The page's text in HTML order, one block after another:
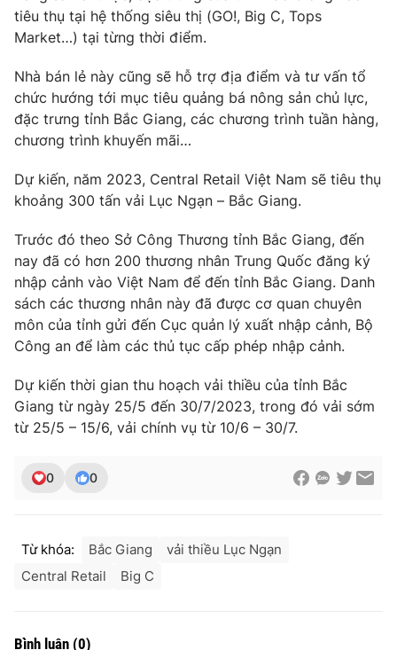
THỜI BÁO VTV
Theo dõi báo trên
Cơ quan báo chí:Thời báo VTV
Giấy phép hoạt động báo in và báo điện tử số 483/GP-BTTTT
cấp ngày 29/12/2023
Tổng Biên tập:
Vũ Thanh Thủy
Phó Tổng Biên tập:
Nguyễn Thị Mỹ Hạnh, Phạm Quốc Thắng,
Nguyễn Trọng Ninh
Tổng đài VTV: 024.38 355 931 - 024.38 355 932
Ðiện thoại Thời báo VTV:024.66 897 897
Email:toasoan@vtv.vn
tiêu thụ tại hệ thống siêu thị (GO!, Big C, Tops
Market…) tại từng thời điểm.
Nhà bán lẻ này cũng sẽ hỗ trợ địa điểm và tư vấn tổ
chức hướng tới mục tiêu quảng bá nông sản chủ lực,
đặc trưng tỉnh Bắc Giang, các chương trình tuần hàng,
chương trình khuyến mãi…
Dự kiến, năm 2023, Central Retail Việt Nam sẽ tiêu thụ
khoảng 300 tấn vải Lục Ngạn – Bắc Giang.
Trước đó theo Sở Công Thương tỉnh Bắc Giang, đến
nay đã có hơn 200 thương nhân Trung Quốc đăng ký
nhập cảnh vào Việt Nam để đến tỉnh Bắc Giang. Danh
sách các thương nhân này đã được cơ quan chuyên
môn của tỉnh gửi đến Cục quản lý xuất nhập cảnh, Bộ
Công an để làm các thủ tục cấp phép nhập cảnh.
Dự kiến thời gian thu hoạch vải thiều của tỉnh Bắc
Giang từ ngày 25/5 đến 30/7/2023, trong đó vải sớm
từ 25/5 – 15/6, vải chính vụ từ 10/6 – 30/7.
0 0
Từ khóa: Bắc Giang
vải thiều Lục Ngạn
Central Retail
Big C
Bình luận (0)